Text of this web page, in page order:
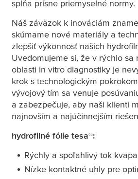
spĺňa prísne priemyselné normy.
Náš záväzok k inováciám
skúmame nové materiály a
zlepšiť výkonnosť našich
Uvedomujeme si, že v rýchlo sa
oblasti in vitro diagnostiky je
krok s technologickým
vývojový tím sa venuje
a zabezpečuje, aby naši klienti
najnovším a najúčinnejším
hydrofilné fólie tesa®:
Rýchly a spoľahlivý tok
Nízke kontaktné uhly pre